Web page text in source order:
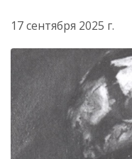
17 сентября 2025 г.